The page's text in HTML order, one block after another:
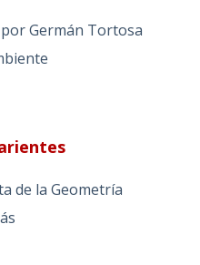
Germán Tortosa
de la Geometría